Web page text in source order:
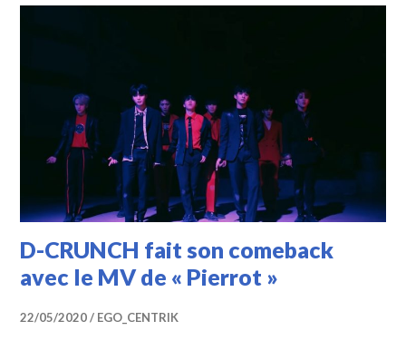
D-CRUNCH fait son comeback
avec le MV de « Pierrot »
22/05/2020 EGO_CENTRIK